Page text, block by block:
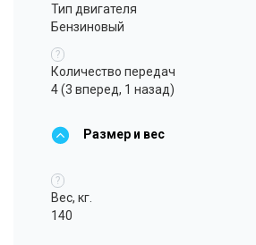
Тип двигателя
Бензиновый
?
Количество передач
4 (3 вперед, 1 назад)
Размер и вес
?
Вес, кг.
140